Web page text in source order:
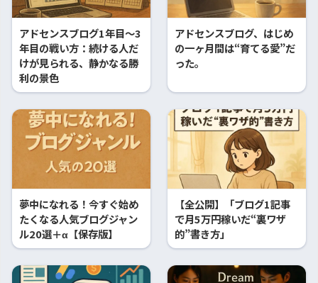
アドセンスブログ1年目〜3
年目の戦い方：続ける人だ
けが見られる、静かなる勝
利の景色
アドセンスブログ、はじめ
の一ヶ月間は“育てる愛”だ
った。
夢中になれる！今すぐ始め
たくなる人気ブログジャン
ル20選＋α【保存版】
【全公開】「ブログ1記事
で月5万円稼いだ“裏ワザ
的”書き方」